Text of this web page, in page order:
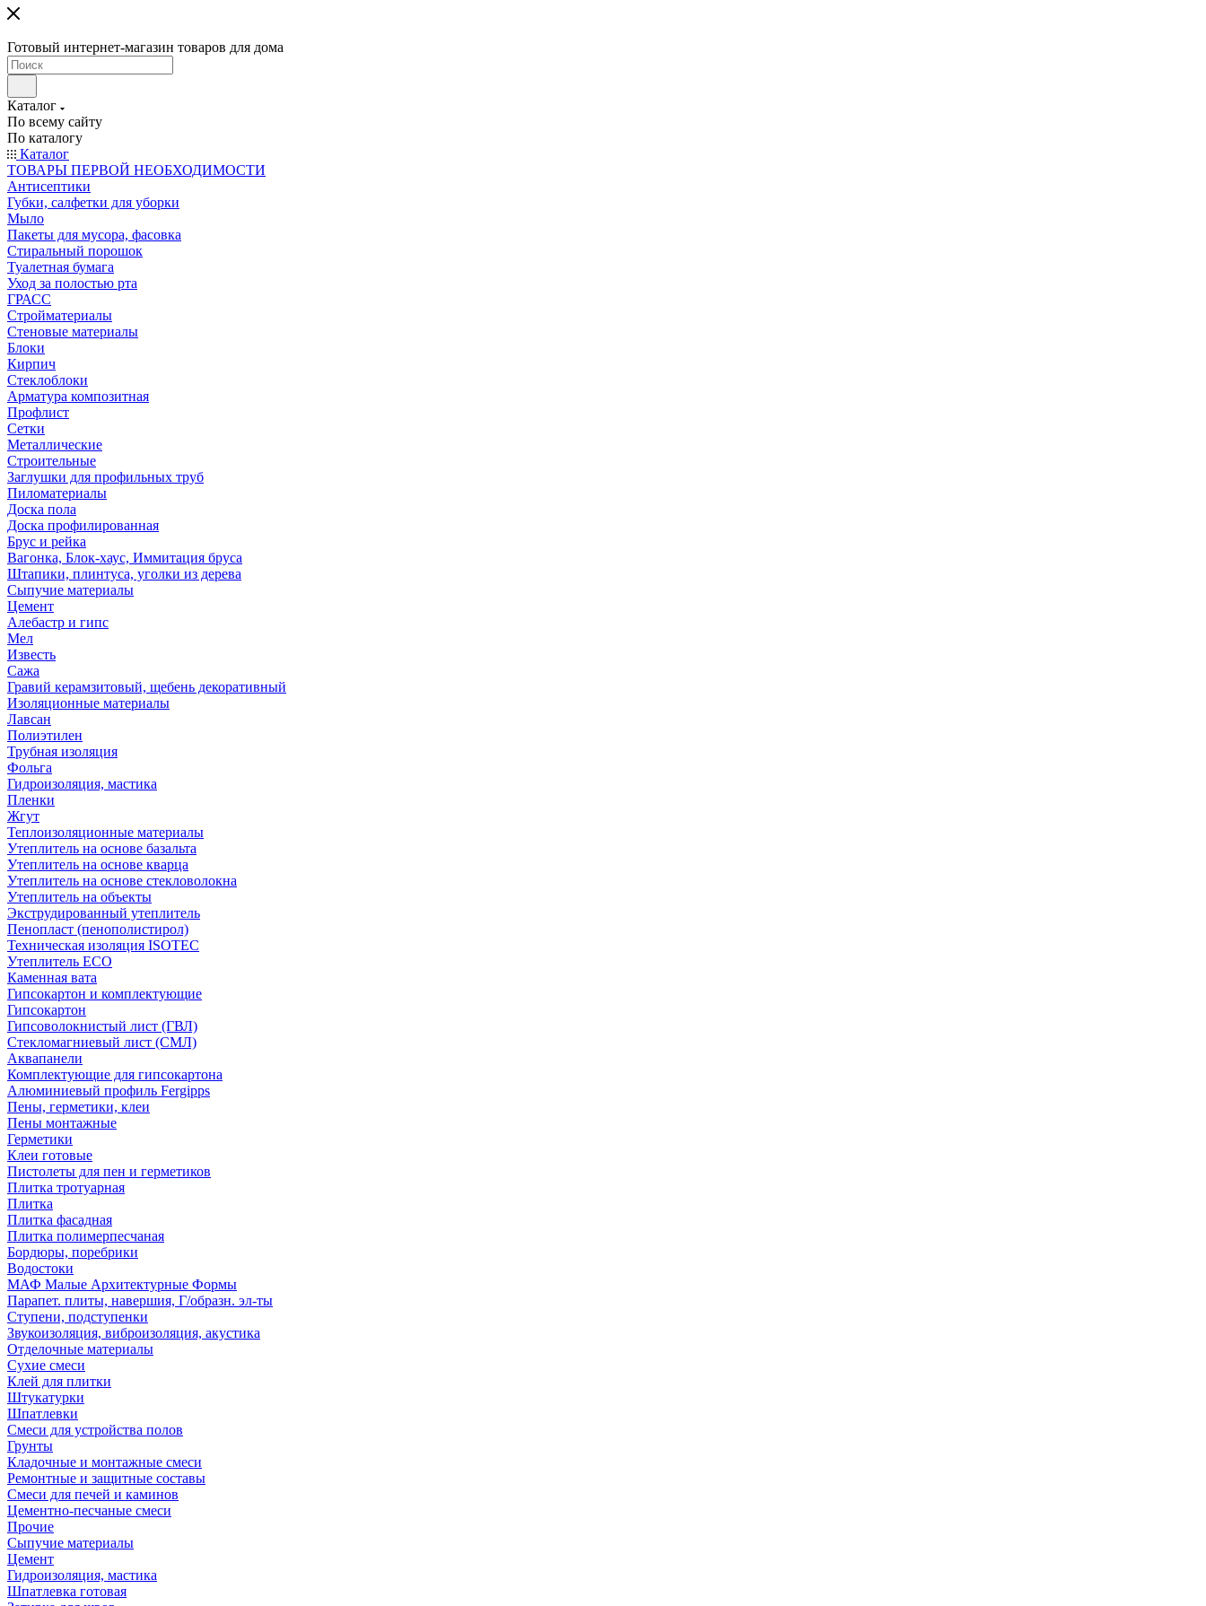
Готовый интернет-магазин товаров для дома
Каталог
По всему сайту
По каталогу
Каталог
ТОВАРЫ ПЕРВОЙ НЕОБХОДИМОСТИ
Антисептики
Губки, салфетки для уборки
Мыло
Пакеты для мусора, фасовка
Стиральный порошок
Туалетная бумага
Уход за полостью рта
ГРАСС
Стройматериалы
Стеновые материалы
Блоки
Кирпич
Стеклоблоки
Арматура композитная
Профлист
Сетки
Металлические
Строительные
Заглушки для профильных труб
Пиломатериалы
Доска пола
Доска профилированная
Брус и рейка
Вагонка, Блок-хаус, Иммитация бруса
Штапики, плинтуса, уголки из дерева
Сыпучие материалы
Цемент
Алебастр и гипс
Мел
Известь
Сажа
Гравий керамзитовый, щебень декоративный
Изоляционные материалы
Лавсан
Полиэтилен
Трубная изоляция
Фольга
Гидроизоляция, мастика
Пленки
Жгут
Теплоизоляционные материалы
Утеплитель на основе базальта
Утеплитель на основе кварца
Утеплитель на основе стекловолокна
Утеплитель на объекты
Экструдированный утеплитель
Пенопласт (пенополистирол)
Техническая изоляция ISOTEC
Утеплитель ECO
Каменная вата
Гипсокартон и комплектующие
Гипсокартон
Гипсоволокнистый лист (ГВЛ)
Стекломагниевый лист (СМЛ)
Аквапанели
Комплектующие для гипсокартона
Алюминиевый профиль Fergipps
Пены, герметики, клеи
Пены монтажные
Герметики
Клеи готовые
Пистолеты для пен и герметиков
Плитка тротуарная
Плитка
Плитка фасадная
Плитка полимерпесчаная
Бордюры, поребрики
Водостоки
МАФ Малые Архитектурные Формы
Парапет. плиты, навершия, Г/образн. эл-ты
Ступени, подступенки
Звукоизоляция, виброизоляция, акустика
Отделочные материалы
Сухие смеси
Клей для плитки
Штукатурки
Шпатлевки
Смеси для устройства полов
Грунты
Кладочные и монтажные смеси
Ремонтные и защитные составы
Смеси для печей и каминов
Цементно-песчаные смеси
Прочие
Сыпучие материалы
Цемент
Гидроизоляция, мастика
Шпатлевка готовая